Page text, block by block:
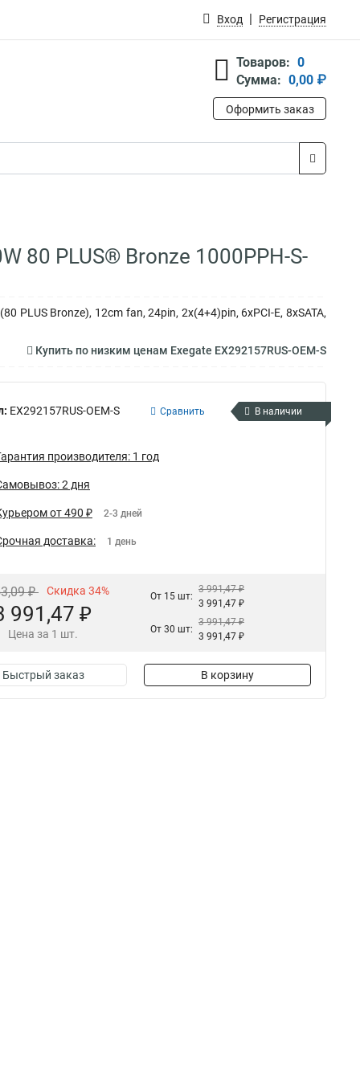
Вход Регистрация
Товаров: 0
Сумма: 0,00 ₽
Оформить заказ
80 PLUS® Bronze 1000PPH-S-
PLUS Bronze), 12cm fan, 24pin, 2x(4+4)pin, 6xPCI-E, 8xSATA,
Купить по низким ценам Exegate EX292157RUS-OEM-S
EX292157RUS-OEM-S Сравнить В наличии
производителя: 1 год
2 дня
от 490 ₽ 2-3 дней
доставка: 1 день
₽ Скидка 34%
991,47 ₽
Цена за 1 шт.
От 15 шт:
3 991,47 ₽
3 991,47 ₽
От 30 шт:
3 991,47 ₽
3 991,47 ₽
Быстрый заказ В корзину